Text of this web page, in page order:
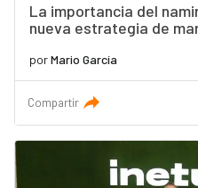
La importancia del
nueva estrategia de
porMario García
Compartir